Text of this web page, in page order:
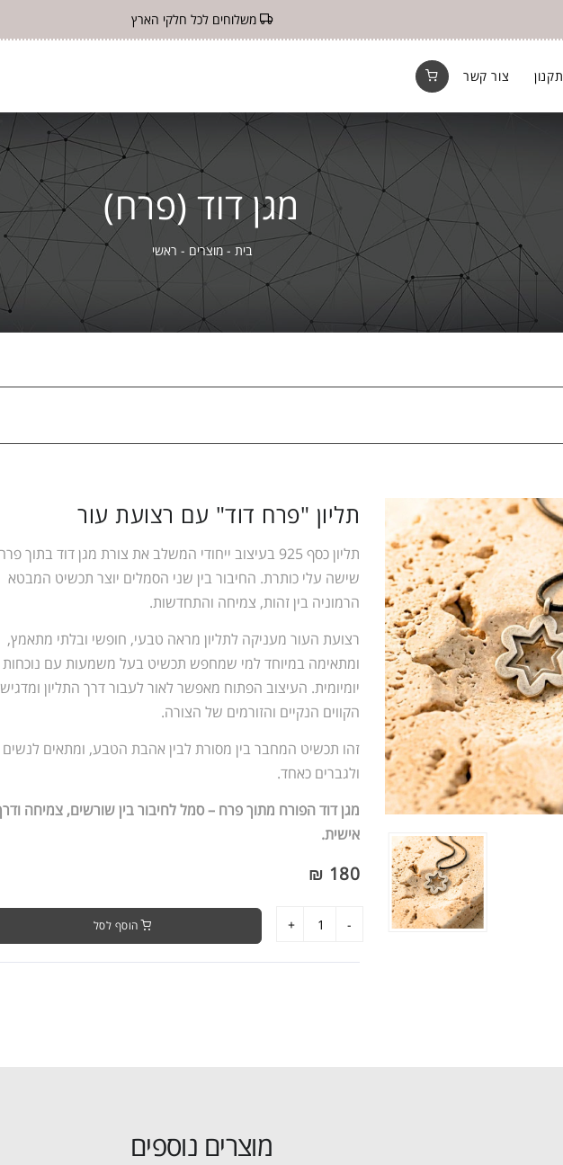
משלוחים לכל חלקי הארץ
תקנון צור קשר
מגן דוד (פרח)
בית-מוצרים - ראשי
תליון "פרח דוד" עם רצועת עור
תליון כסף 925 בעיצוב ייחודי המשלב את צורת מגן דוד בתוך
שישה עלי כותרת. החיבור בין שני הסמלים יוצר תכשיט המבטא
הרמוניה בין זהות, צמיחה והתחדשות.
רצועת העור מעניקה לתליון מראה טבעי, חופשי ובלתי מתאמץ,
ומתאימה במיוחד למי שמחפש תכשיט בעל משמעות עם נוכחות
יומיומית. העיצוב הפתוח מאפשר לאור לעבור דרך התליון
הקווים הנקיים והזורמים של הצורה.
זהו תכשיט המחבר בין מסורת לבין אהבת הטבע, ומתאים לנשים
ולגברים כאחד.
מגן דוד הפורח מתוך פרח – סמל לחיבור בין שורשים, צמיחה
אישית.
180 ₪
הוסף לסל
מוצרים נוספים